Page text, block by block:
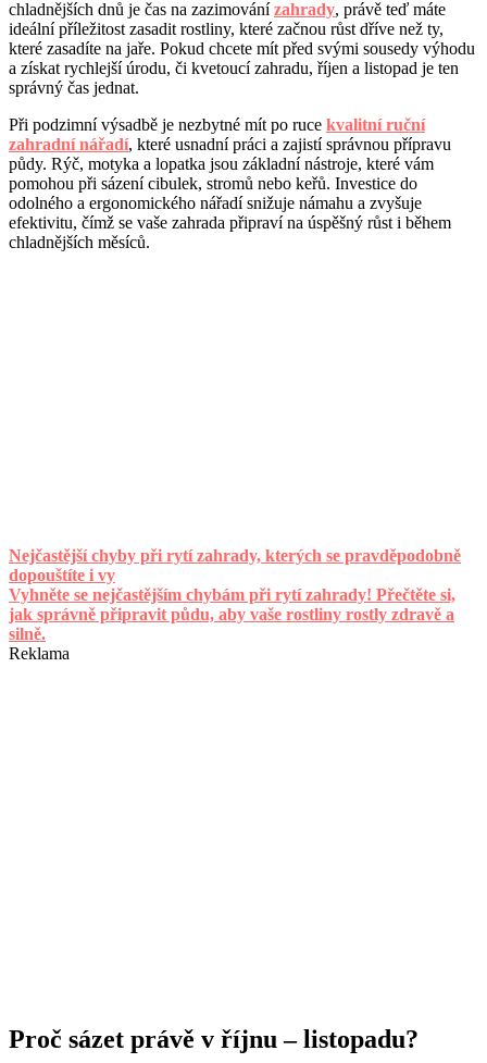
chladnějších dnů je čas na zazimovánízahrady, právě teď máte
ideální příležitost zasadit rostliny, které začnou růst dříve než ty,
které zasadíte na jaře. Pokud chcete mít před svými sousedy výhodu
a získat rychlejší úrodu, či kvetoucí zahradu, říjen a listopad je ten
správný čas jednat.
Při podzimní výsadbě je nezbytné mít po ruce kvalitní ruční
zahradní nářadí, které usnadní práci a zajistí správnou přípravu
půdy. Rýč, motyka a lopatka jsou základní nástroje, které vám
pomohou při sázení cibulek, stromů nebo keřů. Investice do
odolného a ergonomického nářadí snižuje námahu a zvyšuje
efektivitu, čímž se vaše zahrada připraví na úspěšný růst i během
chladnějších měsíců.
Nejčastější chyby při rytí zahrady, kterých se pravděpodobně
dopouštíte i vy
Vyhněte se nejčastějším chybám při rytí zahrady! Přečtěte si,
jak správně připravit půdu, aby vaše rostliny rostly zdravě a
silně.
Reklama
Proč sázet právě v říjnu – listopadu?